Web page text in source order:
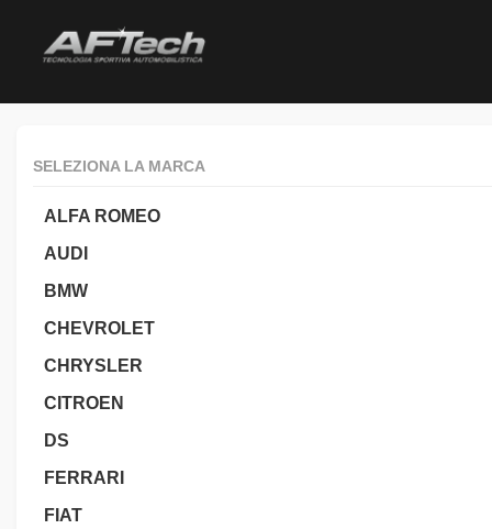
SELEZIONA LA MARCA
ALFA ROMEO
AUDI
BMW
CHEVROLET
CHRYSLER
CITROEN
DS
FERRARI
FIAT